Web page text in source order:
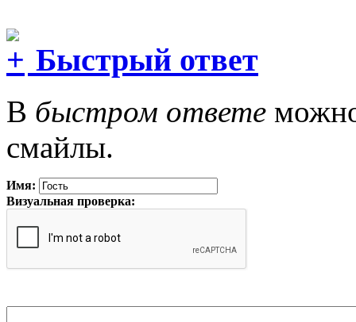
Быстрый ответ
В быстром ответе
смайлы.
Имя:
Визуальная проверка: